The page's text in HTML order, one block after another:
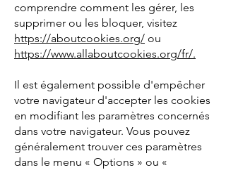
comprendre comment les gérer, les
supprimer ou les bloquer, visitez
https://aboutcookies.org/ ou
https://www.allaboutcookies.org/fr/.
Il est également possible d'empêcher
votre navigateur d'accepter les cookies
en modifiant les paramètres concernés
dans votre navigateur. Vous pouvez
généralement trouver ces paramètres
dans le menu « Options » ou «